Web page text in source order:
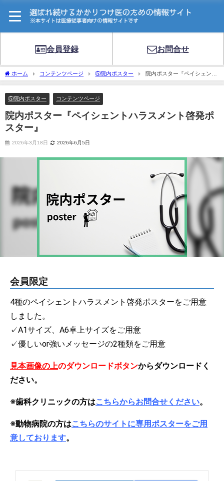
会員登録 お問合せ
ホーム コンテンツページ ⑤院内ポスター
院内ポスター『ペイシェント
ハラスメント啓発ポスター』
⑤院内ポスター コンテンツページ
院内ポスター『ペイシェントハラスメント啓発ポ
スター』
2026年3月18日 2026年6月5日
会員限定
4種のペイシェントハラスメント啓発ポスターをご用意
しました。
✓A1サイズ、A6卓上サイズをご用意
✓優しいor強いメッセージの2種類をご用意
見本画像の上のダウンロードボタンからダウンロードく
ださい。
※歯科クリニックの方はこちらからお問合せください。
※動物病院の方はこちらのサイトに専用ポスターをご用
意しております。